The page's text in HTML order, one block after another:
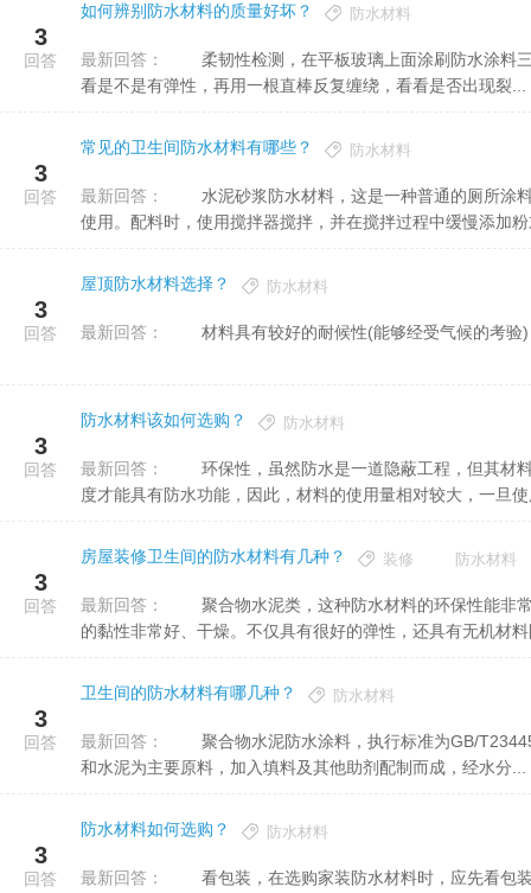
3
回答
如何辨别防水材料的质量好坏？ 防水材料
最新回答：
看是不是有弹性，再用一根直棒反复缠绕，看看是否出现裂...
3
回答
常见的卫生间防水材料有哪些？ 防水材料
最新回答：
使用。配料时，使用搅拌器搅拌，并在搅拌过程中缓慢添加
3
回答
屋顶防水材料选择？ 防水材料
最新回答： 材料具有较好的耐候性(能够经受气候的考验)
3
回答
防水材料该如何选购？ 防水材料
最新回答：
度才能具有防水功能，因此，材料的使用量相对较大，一旦
3
回答
房屋装修卫生间的防水材料有几种？ 装修 防水材料
最新回答：
的黏性非常好、干燥。不仅具有很好的弹性，还具有无机材
3
回答
卫生间的防水材料有哪几种？ 防水材料
最新回答：
和水泥为主要原料，加入填料及其他助剂配制而成，经水分...
3
回答
防水材料如何选购？ 防水材料
最新回答：